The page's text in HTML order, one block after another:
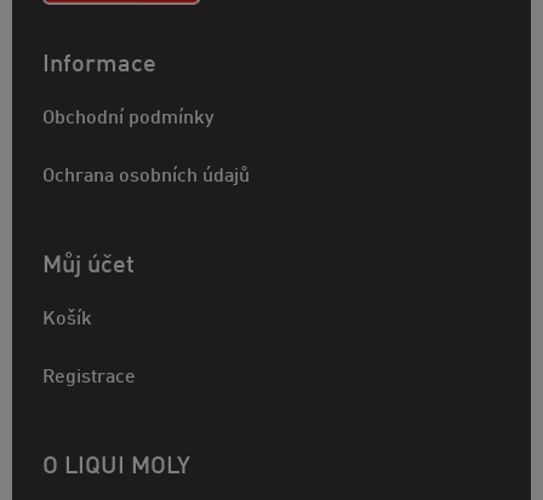
Informace
Obchodní podmínky
Ochrana osobních údajů
Můj účet
Košík
Registrace
O LIQUI MOLY